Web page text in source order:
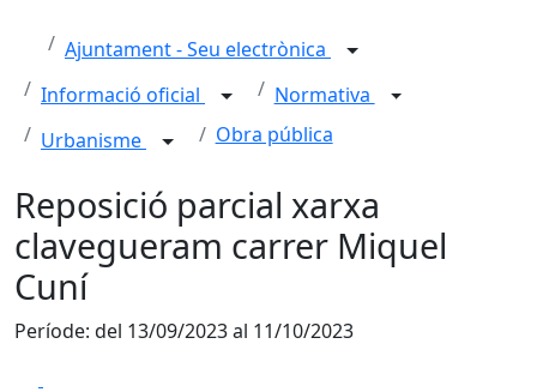
Ajuntament - Seu electrònica
Informació oficial
Normativa
Urbanisme
Obra pública
Reposició parcial xarxa
clavegueram carrer Miquel
Cuní
Període: del 13/09/2023 al 11/10/2023